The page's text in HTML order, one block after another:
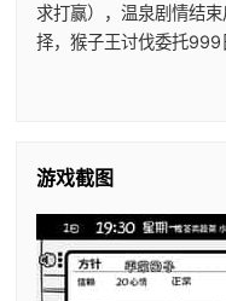
求打赢），温泉剧情结
择，猴子王讨伐委托999
游戏截图